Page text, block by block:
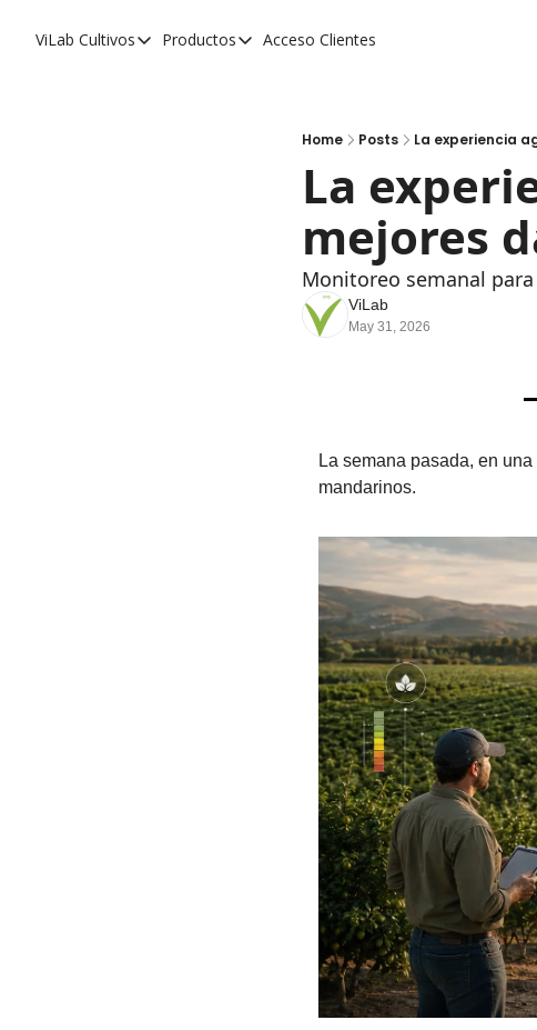
ViLab Cultivos
Cultivos
Productos
Productos
Estudio de Zonificación
Monitoreo Satelital de Cultivos
Acceso Clientes
Home Posts La experiencia
La
mejores
Monitoreo semanal
ViLab
May 31, 2026
La semana pasada, en
mandarinos.